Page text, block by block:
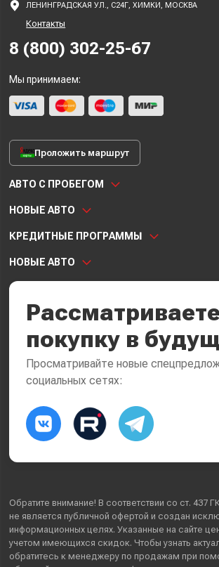
ЛЕНИНГРАДСКАЯ УЛ., С24Г, ХИМКИ, МОСКВА
Контакты
8 (800) 302-25-67
Мы принимаем:
Проложить маршрут
АВТО С ПРОБЕГОМ
НОВЫЕ АВТО
КРЕДИТНЫЕ ПРОГРАММЫ
НОВЫЕ АВТО
Рассматриваете
покупку в
Просматривайте новые
социальных сетях:
Обратите внимание! В соответствии со ст. 437
не является публичной офертой и создан
информационных целях. Указанные на сайте
учетом имеющихся скидок. Чтобы узнать
обратитесь к менеджеру по продажам при